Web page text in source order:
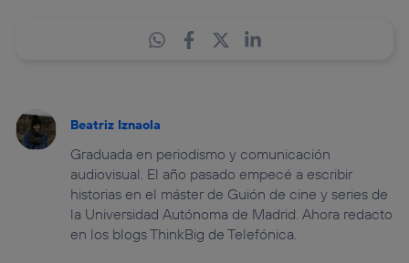
Beatriz Iznaola
Graduada en periodismo y comunicación
audiovisual. El año pasado empecé a escribir
historias en el máster de Guión de cine y series de
la Universidad Autónoma de Madrid. Ahora redacto
en los blogs ThinkBig de Telefónica.